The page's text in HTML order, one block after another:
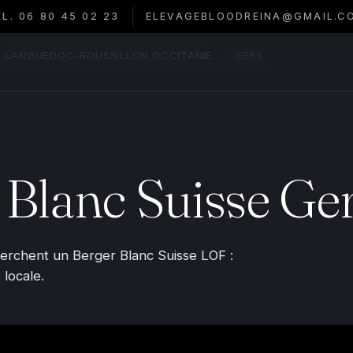
06 80 45 02 23
Suisse
un Berger Blanc Suisse LOF :